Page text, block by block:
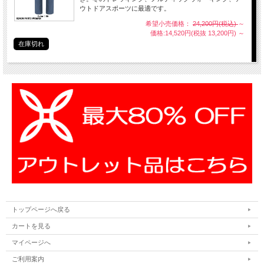
ウトドアスポーツに最適です。
希望小売価格： 24,200円(税込)～
価格:14,520円(税抜 13,200円) ～
在庫切れ
トップページへ戻る
カートを見る
マイページへ
ご利用案内